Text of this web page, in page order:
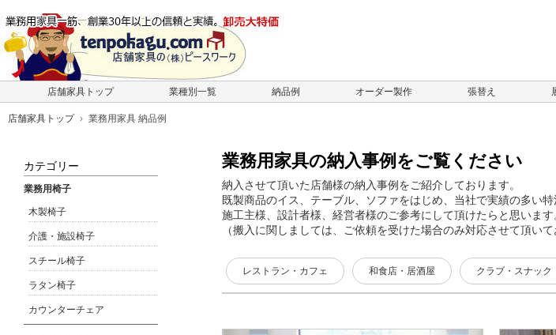
店舗家具トップ 業種別一覧 納品例 オーダー製作 張替え
店舗家具トップ 業務用家具 納品例
業務用家具の納入事例をご覧ください
納入させて頂いた店舗様の納入事例をご紹介しております。
既製商品のイス、テーブル、ソファをはじめ、当社で実績の多い
施工主様、設計者様、経営者様のご参考にして頂けたらと思います
（搬入に関しましては、ご依頼を受けた場合のみ対応させて頂いて
レストラン・カフェ 和食店・居酒屋 クラブ・スナック
カテゴリー
業務用椅子
木製椅子
介護・施設椅子
スチール椅子
ラタン椅子
カウンターチェア